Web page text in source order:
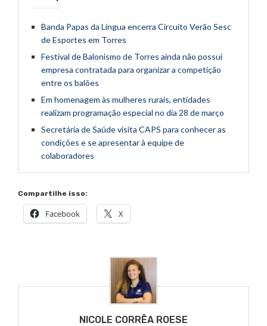
Banda Papas da Língua encerra Circuito Verão Sesc
de Esportes em Torres
Festival de Balonismo de Torres ainda não possui
empresa contratada para organizar a competição
entre os balões
Em homenagem às mulheres rurais, entidades
realizam programação especial no dia 28 de março
Secretária de Saúde visita CAPS para conhecer as
condições e se apresentar à equipe de
colaboradores
Compartilhe isso:
Facebook X
NICOLE CORRÊA ROESE